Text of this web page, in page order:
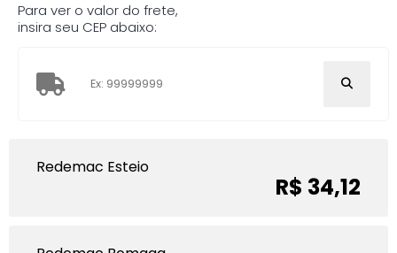
Para ver o valor do frete,
insira seu CEP abaixo:
Redemac Esteio
R$ 34,12